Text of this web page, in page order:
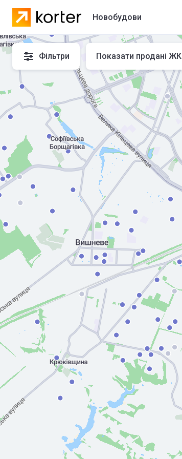
Новобудови
Новобудови
Котеджні містечка
Забудовники
Фільтри Показати продані ЖК